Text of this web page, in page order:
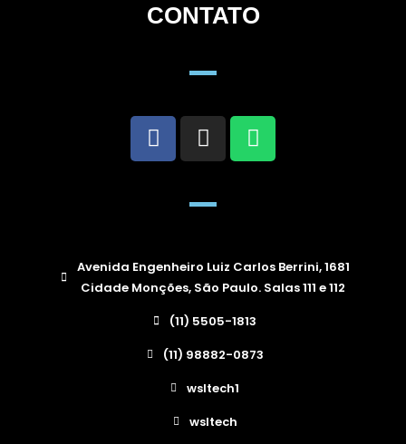
CONTATO
Avenida Engenheiro Luiz Carlos Berrini, 1681
Cidade Monções, São Paulo. Salas 111 e 112
(11) 5505-1813
(11) 98882-0873
wsltech1
wsltech